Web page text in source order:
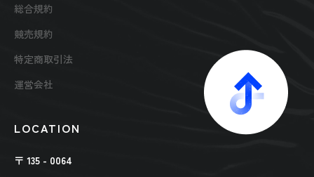
総合規約
競売規約
特定商取引法
運営会社
LOCATION
〒 135 - 0064